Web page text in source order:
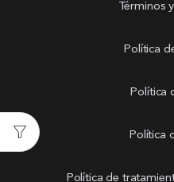
Términos
Política
Política
Política
Política de